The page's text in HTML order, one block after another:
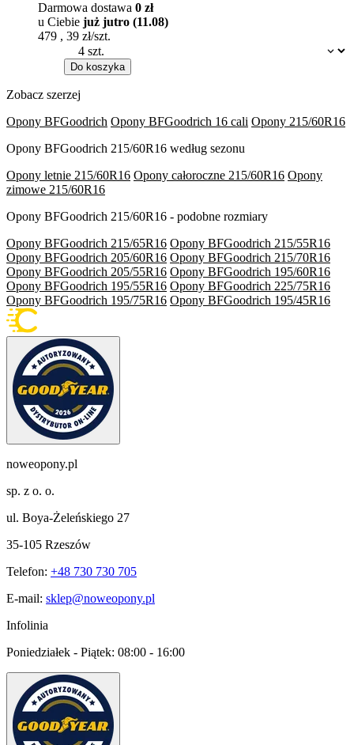
Dostępność:
Darmowa dostawa 0 zł
u Ciebie już jutro (11.08)
479 , 39 zł/szt.
Do koszyka
Zobacz szerzej
Opony BFGoodrich Opony BFGoodrich 16 cali Opony 215/60R16
Opony BFGoodrich 215/60R16 według sezonu
Opony letnie 215/60R16 Opony całoroczne 215/60R16 Opony
zimowe 215/60R16
Opony BFGoodrich 215/60R16 - podobne rozmiary
Opony BFGoodrich 215/65R16 Opony BFGoodrich 215/55R16
Opony BFGoodrich 205/60R16 Opony BFGoodrich 215/70R16
Opony BFGoodrich 205/55R16 Opony BFGoodrich 195/60R16
Opony BFGoodrich 195/55R16 Opony BFGoodrich 225/75R16
Opony BFGoodrich 195/75R16 Opony BFGoodrich 195/45R16
noweopony.pl
sp. z o. o.
ul. Boya-Żeleńskiego 27
35-105 Rzeszów
Telefon: +48 730 730 705
E-mail: sklep@noweopony.pl
Infolinia
Poniedziałek - Piątek: 08:00 - 16:00